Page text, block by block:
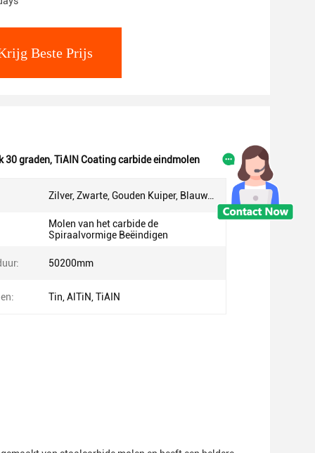
Beste Prijs
30 graden,TiAIN Coating carbide eindmolen
Zilver, Zwarte, Gouden Kuiper, Blauw…
Molen van het carbide de
Spiraalvormige Beëindigen
50200mm
Tin, AlTiN, TiAIN